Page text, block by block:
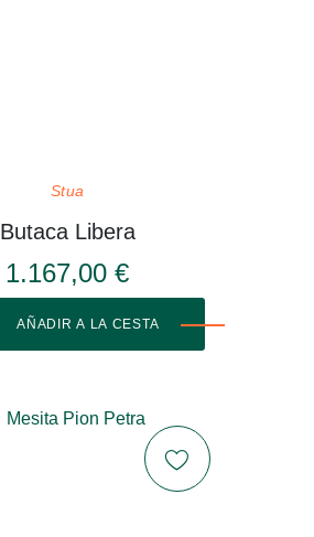
Stua
Butaca Libera
1.167,00 €
AÑADIR A LA CESTA